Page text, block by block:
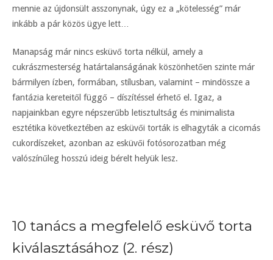
mennie az újdonsült asszonynak, úgy ez a „kötelesség” már
inkább a pár közös ügye lett…
Manapság már nincs esküvő torta nélkül, amely a
cukrászmesterség határtalanságának köszönhetően szinte már
bármilyen ízben, formában, stílusban, valamint – mindössze a
fantázia kereteitől függő – díszítéssel érhető el. Igaz, a
napjainkban egyre népszerűbb letisztultság és minimalista
esztétika következtében az esküvői torták is elhagyták a cicomás
cukordíszeket, azonban az esküvői fotósorozatban még
valószínűleg hosszú ideig bérelt helyük lesz.
10 tanács a megfelelő esküvő torta
kiválasztásához (2. rész)